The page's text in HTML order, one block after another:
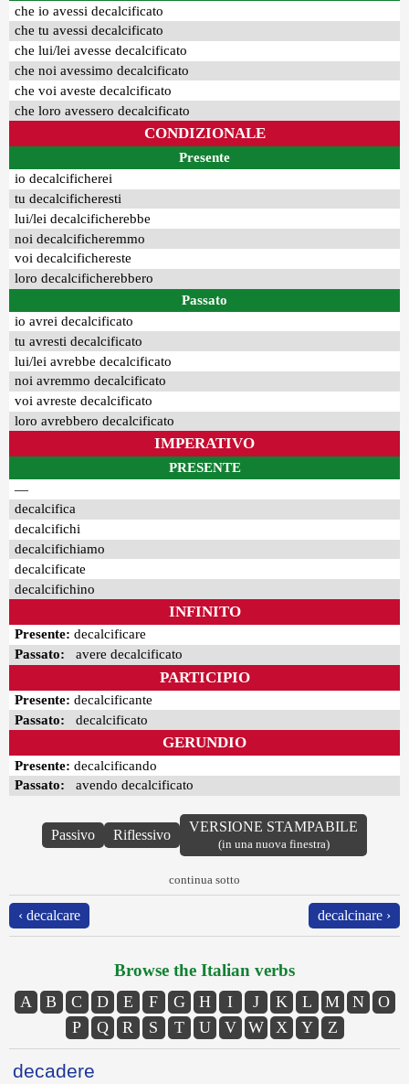
che io avessi decalcificato
che tu avessi decalcificato
che lui/lei avesse decalcificato
che noi avessimo decalcificato
che voi aveste decalcificato
che loro avessero decalcificato
CONDIZIONALE
Presente
io decalcificherei
tu decalcificheresti
lui/lei decalcificherebbe
noi decalcificheremmo
voi decalcifichereste
loro decalcificherebbero
Passato
io avrei decalcificato
tu avresti decalcificato
lui/lei avrebbe decalcificato
noi avremmo decalcificato
voi avreste decalcificato
loro avrebbero decalcificato
IMPERATIVO
PRESENTE
—
decalcifica
decalcifichi
decalcifichiamo
decalcificate
decalcifichino
INFINITO
Presente: decalcificare
Passato: avere decalcificato
PARTICIPIO
Presente: decalcificante
Passato: decalcificato
GERUNDIO
Presente: decalcificando
Passato: avendo decalcificato
Passivo Riflessivo
VERSIONE STAMPABILE
(in una nuova finestra)
continua sotto
‹ decalcare decalcinare ›
Browse the Italian verbs
A B C D E F G H I J K L M N
O
P
Q R S T U V W X Y Z
decadere